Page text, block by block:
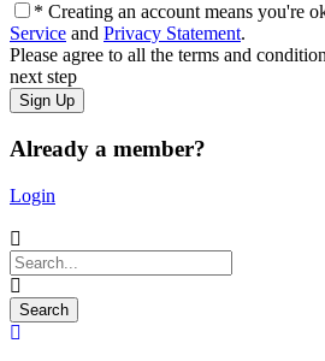
* Creating an account means you're
Service and Privacy Statement.
Please agree to all the terms and
next step
Already a member?
Login